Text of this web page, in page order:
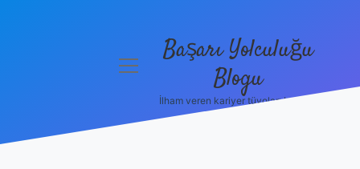
menüyüBaşarı Yolculuğu
Blogu
İlham veren kariyer tüyoları burada!